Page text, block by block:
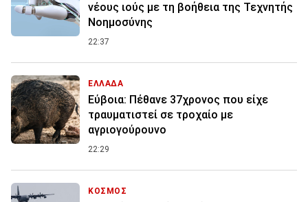
νέους ιούς με τη βοήθεια της Τεχνητής
Νοημοσύνης
22:37
ΕΛΛΑΔΑ
Εύβοια: Πέθανε 37χρονος που είχε
τραυματιστεί σε τροχαίο με
αγριογούρουνο
22:29
ΚΟΣΜΟΣ